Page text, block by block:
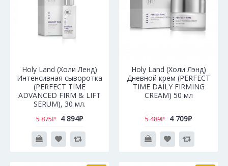
Holy Land (Холи Ленд)
Интенсивная сыворотка
(PERFECT TIME
ADVANCED FIRM & LIFT
SERUM), 30 мл.
5 875₽ 4 894₽
Holy Land (Холи Лэнд)
Дневной крем (PERFECT
TIME DAILY FIRMING
CREAM) 50 мл
5 489₽ 4 709₽